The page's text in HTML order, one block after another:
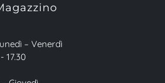
– Venerdì
17.30